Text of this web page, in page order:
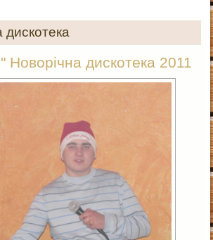
дискотека
Новорічна дискотека 2011